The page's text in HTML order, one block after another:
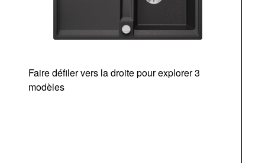
Faire défiler vers la droite pour explorer 3
modèles